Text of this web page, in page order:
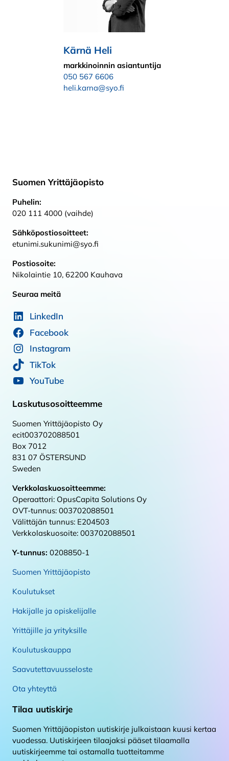
Kärnä Heli
markkinoinnin asiantuntija
050 567 6606
heli.karna@syo.fi
Suomen Yrittäjäopisto
Puhelin:
020 111 4000 (vaihde)
Sähköpostiosoitteet:
etunimi.sukunimi@syo.fi
Postiosoite:
Nikolaintie 10, 62200 Kauhava
Seuraa meitä
LinkedIn
Facebook
Instagram
TikTok
YouTube
Laskutusosoitteemme
Suomen Yrittäjäopisto Oy
ecit003702088501
Box 7012
831 07 ÖSTERSUND
Sweden
Verkkolaskuosoitteemme:
Operaattori: OpusCapita Solutions Oy
OVT-tunnus: 003702088501
Välittäjän tunnus: E204503
Verkkolaskuosoite: 003702088501
Y-tunnus: 0208850-1
Suomen Yrittäjäopisto
Koulutukset
Hakijalle ja opiskelijalle
Yrittäjille ja yrityksille
Koulutuskauppa
Saavutettavuusseloste
Ota yhteyttä
Tilaa uutiskirje
Suomen Yrittäjäopiston uutiskirje julkaistaan kuusi kertaa
vuodessa. Uutiskirjeen tilaajaksi pääset tilaamalla
uutiskirjeemme tai ostamalla tuotteitamme